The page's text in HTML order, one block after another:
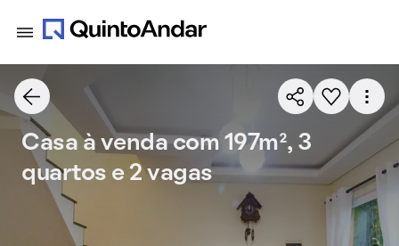
Casa à venda com 197m², 3
quartos e 2 vagas